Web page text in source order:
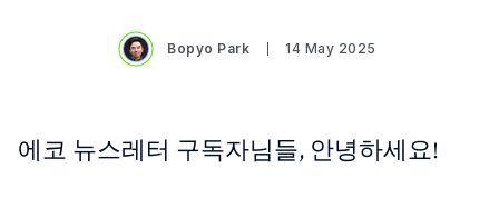
Bopyo Park 14 May 2025
에코 뉴스레터 구독자님들, 안녕하세요!